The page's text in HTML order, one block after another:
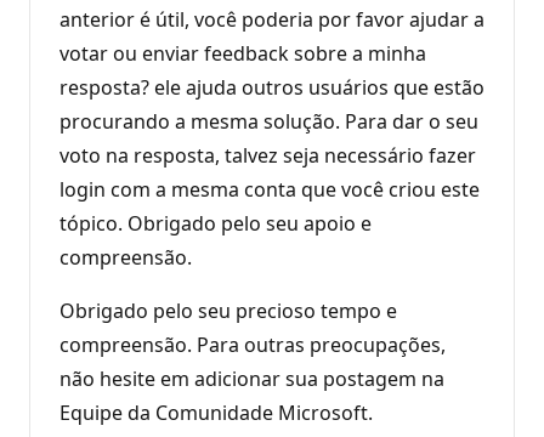
anterior é útil, você poderia por favor ajudar a
votar ou enviar feedback sobre a minha
resposta? ele ajuda outros usuários que estão
procurando a mesma solução. Para dar o seu
voto na resposta, talvez seja necessário fazer
login com a mesma conta que você criou este
tópico. Obrigado pelo seu apoio e
compreensão.
Obrigado pelo seu precioso tempo e
compreensão. Para outras preocupações,
não hesite em adicionar sua postagem na
Equipe da Comunidade Microsoft.